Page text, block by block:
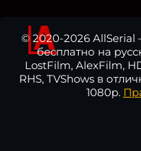
© 2020-2026 AllSerial
бесплатно на
LostFilm, AlexFilm,
RHS, TVShows в
1080p.